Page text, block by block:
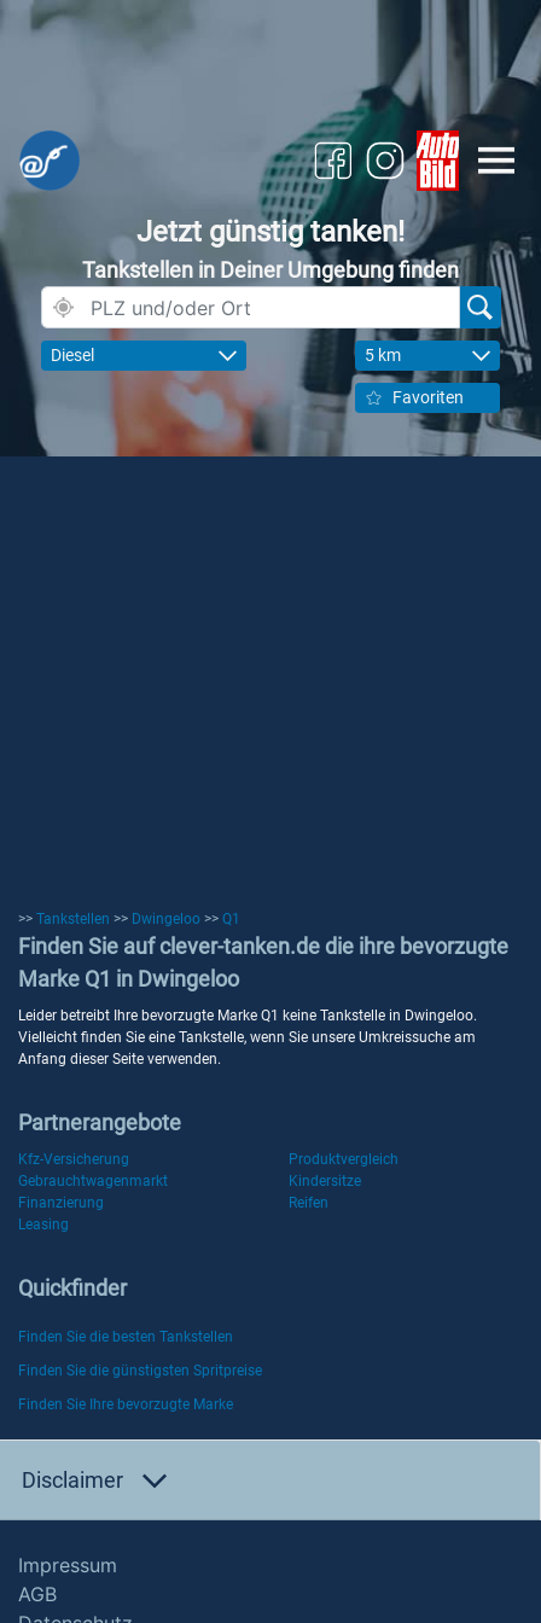
Jetzt günstig tanken!
Tankstellen in Deiner Umgebung finden
Diesel 5 km
Favoriten
>> Tankstellen >> Dwingeloo >> Q1
Finden Sie auf clever-tanken.de die ihre bevorzugte
Marke Q1 in Dwingeloo
Leider betreibt Ihre bevorzugte Marke Q1 keine Tankstelle in Dwingeloo.
Vielleicht finden Sie eine Tankstelle, wenn Sie unsere Umkreissuche am
Anfang dieser Seite verwenden.
Partnerangebote
Kfz-Versicherung
Produktvergleich
Gebrauchtwagenmarkt
Kindersitze
Finanzierung
Reifen
Leasing
Quickfinder
Finden Sie die besten Tankstellen
Finden Sie die günstigsten Spritpreise
Finden Sie Ihre bevorzugte Marke
Disclaimer
Impressum
AGB